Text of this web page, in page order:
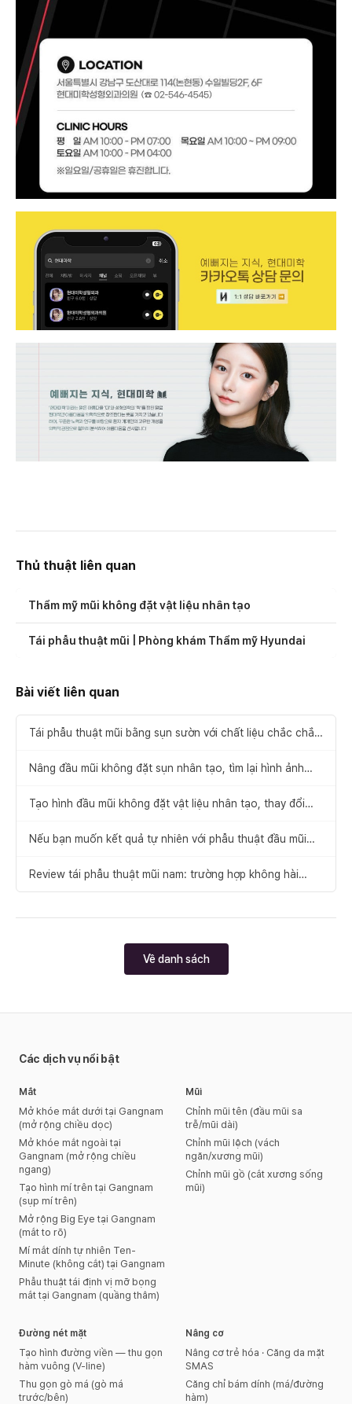
Thủ thuật liên quan
Thẩm mỹ mũi không đặt vật liệu nhân tạo
Tái phẫu thuật mũi | Phòng khám Thẩm mỹ Hyundai
Bài viết liên quan
Tái phẫu thuật mũi bằng sụn sườn với chất liệu chắc chắn
Nâng đầu mũi không đặt sụn nhân tạo, tìm lại hình ảnh
Tạo hình đầu mũi không đặt vật liệu nhân tạo, thay đổi
Nếu bạn muốn kết quả tự nhiên với phẫu thuật đầu mũi
Review tái phẫu thuật mũi nam: trường hợp không hài
lòng về dáng mũi
Về danh sách
Các dịch vụ nổi bật
Mắt
Mở khóe mắt dưới tại Gangnam
(mở rộng chiều dọc)
Mở khóe mắt ngoài tại
Gangnam (mở rộng chiều
ngang)
Tạo hình mí trên tại Gangnam
(sụp mí trên)
Mở rộng Big Eye tại Gangnam
(mắt to rõ)
Mí mắt dính tự nhiên Ten-
Minute (không cắt) tại Gangnam
Phẫu thuật tái định vị mỡ bọng
mắt tại Gangnam (quầng thâm)
Mũi
Chỉnh mũi tên (đầu mũi sa
trễ/mũi dài)
Chỉnh mũi lệch (vách
ngăn/xương mũi)
Chỉnh mũi gồ (cắt xương sống
mũi)
Đường nét mặt
Tạo hình đường viền — thu gọn
hàm vuông (V-line)
Thu gọn gò má (gò má
trước/bên)
Nâng cơ
Nâng cơ trẻ hóa · Căng da mặt
SMAS
Căng chỉ bám dính (má/đường
hàm)